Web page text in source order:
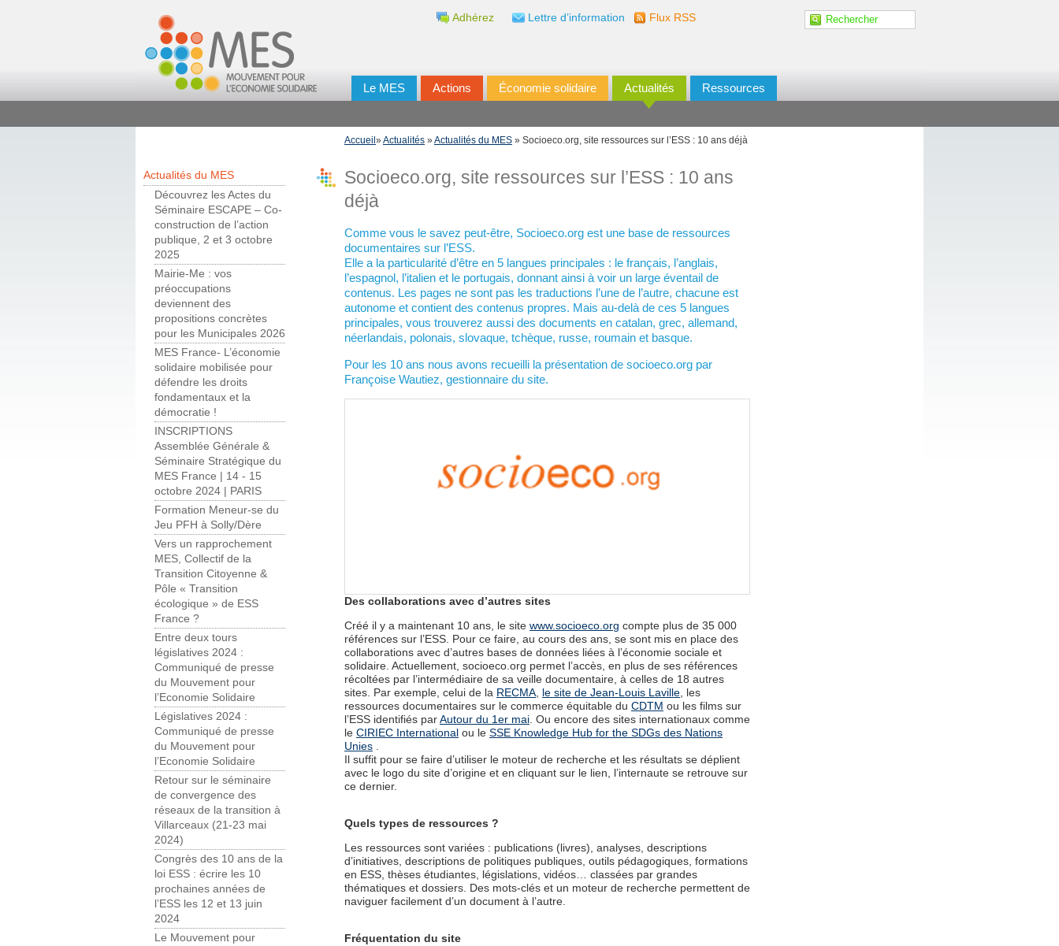
Le MES Actions Économie solidaire Actualités Ressources
Lettre d’information
Adhérez Flux RSS
Accueil »Actualités »Actualités du MES » Socioeco.org, site ressources sur l’ESS : 10 ans déjà
Actualités du MES
Découvrez les Actes du
Séminaire ESCAPE – Co-
construction de l’action
publique, 2 et 3 octobre
2025
Mairie-Me : vos
préoccupations
deviennent des
propositions concrètes
pour les Municipales 2026
MES France- L’économie
solidaire mobilisée pour
défendre les droits
fondamentaux et la
démocratie !
INSCRIPTIONS
Assemblée Générale &
Séminaire Stratégique du
MES France | 14 - 15
octobre 2024 | PARIS
Formation Meneur-se du
Jeu PFH à Solly/Dère
Vers un rapprochement
MES, Collectif de la
Transition Citoyenne &
Pôle « Transition
écologique » de ESS
France ?
Entre deux tours
législatives 2024 :
Communiqué de presse
du Mouvement pour
l’Economie Solidaire
Législatives 2024 :
Communiqué de presse
du Mouvement pour
l’Economie Solidaire
Retour sur le séminaire
de convergence des
réseaux de la transition à
Villarceaux (21-23 mai
2024)
Congrès des 10 ans de la
loi ESS : écrire les 10
prochaines années de
l’ESS les 12 et 13 juin
2024
Le Mouvement pour
Socioeco.org, site ressources sur l’ESS : 10 ans
déjà
Comme vous le savez peut-être, Socioeco.org est une base de ressources
documentaires sur l’ESS.
Elle a la particularité d’être en 5 langues principales : le français, l’anglais,
l’espagnol, l’italien et le portugais, donnant ainsi à voir un large éventail de
contenus. Les pages ne sont pas les traductions l’une de l’autre, chacune est
autonome et contient des contenus propres. Mais au-delà de ces 5 langues
principales, vous trouverez aussi des documents en catalan, grec, allemand,
néerlandais, polonais, slovaque, tchèque, russe, roumain et basque.
Pour les 10 ans nous avons recueilli la présentation de socioeco.org par
Françoise Wautiez, gestionnaire du site.
Des collaborations avec d’autres sites
Créé il y a maintenant 10 ans, le site www.socioeco.org compte plus de 35 000
références sur l’ESS. Pour ce faire, au cours des ans, se sont mis en place des
collaborations avec d’autres bases de données liées à l’économie sociale et
solidaire. Actuellement, socioeco.org permet l’accès, en plus de ses références
récoltées par l’intermédiaire de sa veille documentaire, à celles de 18 autres
sites. Par exemple, celui de la RECMA le site de Jean-Louis Laville , les
ressources documentaires sur le commerce équitable du CDTM ou les films sur
l’ESS identifiés par Autour du 1er mai . Ou encore des sites internationaux comme
le CIRIEC International ou le SSE Knowledge Hub for the SDGs des Nations
Unies
Il suffit pour se faire d’utiliser le moteur de recherche et les résultats se déplient
avec le logo du site d’origine et en cliquant sur le lien, l’internaute se retrouve sur
ce dernier.
Quels types de ressources ?
Les ressources sont variées : publications (livres), analyses, descriptions
d’initiatives, descriptions de politiques publiques, outils pédagogiques, formations
en ESS, thèses étudiantes, législations, vidéos… classées par grandes
thématiques et dossiers. Des mots-clés et un moteur de recherche permettent de
naviguer facilement d’un document à l’autre.
Fréquentation du site